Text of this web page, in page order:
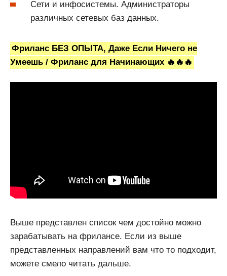
Сети и инфосистемы. Администраторы
различных сетевых баз данных.
Фриланс БЕЗ ОПЫТА, Даже Если Ничего не
Умеешь / Фриланс для Начинающих 🔥🔥🔥
Выше представлен список чем достойно можно
зарабатывать на фрилансе. Если из выше
представленных направлений вам что то подходит,
можете смело читать дальше.